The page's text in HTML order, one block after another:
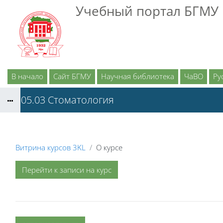
Перейти к основному содержаниюУчебный портал БГМУ
В начало Сайт БГМУ Научная библиотека ЧаВО
31.05.03 Стоматология
Витрина курсов 3KL О курсе
Перейти к записи на курс